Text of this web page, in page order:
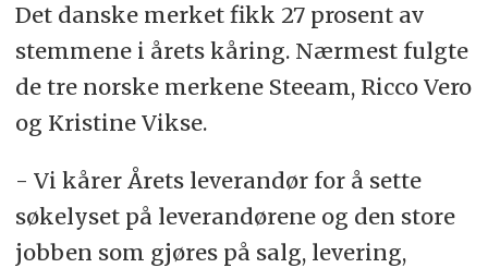
Det danske merket fikk 27 prosent av
stemmene i årets kåring. Nærmest fulgte
de tre norske merkene Steeam, Ricco Vero
og Kristine Vikse.
- Vi kårer Årets leverandør for å sette
søkelyset på leverandørene og den store
jobben som gjøres på salg, levering,